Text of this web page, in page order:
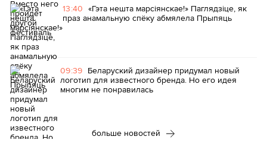
13:40 «Гэта нешта марсіянскае!» Паглядзіце, як
праз анамальную спёку абмялела Прыпяць
09:39 Беларуский дизайнер придумал новый
логотип для известного бренда. Но его идея
многим не понравилась
больше новостей